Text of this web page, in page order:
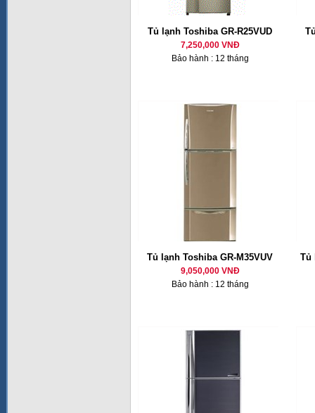
Tủ lạnh Toshiba GR-R25VUD
7,250,000 VNĐ
Bảo hành : 12 tháng
Tủ lạnh Toshiba GR-M35VUV
9,050,000 VNĐ
Bảo hành : 12 tháng
Tủ